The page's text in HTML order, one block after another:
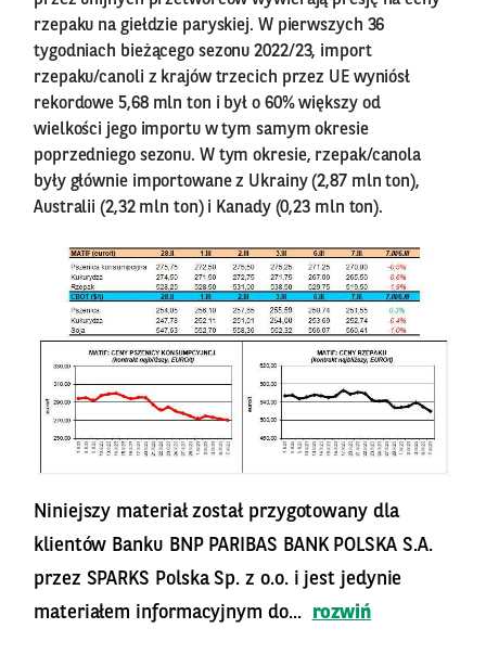
rzepaku na giełdzie paryskiej. W pierwszych 36
tygodniach bieżącego sezonu 2022/23, import
rzepaku/canoli z krajów trzecich przez UE wyniósł
rekordowe 5,68 mln ton i był o 60% większy od
wielkości jego importu w tym samym okresie
poprzedniego sezonu. W tym okresie, rzepak/canola
były głównie importowane z Ukrainy (2,87 mln ton),
Australii (2,32 mln ton) i Kanady (0,23 mln ton).
Niniejszy materiał został przygotowany dla
klientów Banku BNP PARIBAS BANK POLSKA S.A.
przez SPARKS Polska Sp. z o.o. i jest jedynie
materiałem informacyjnym do...
rozwiń